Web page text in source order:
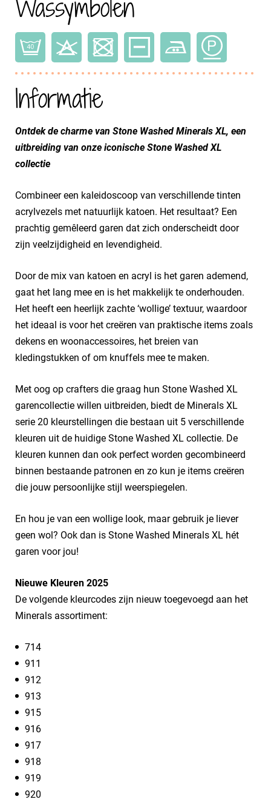
Wassymbolen
Informatie
Ontdek de charme van Stone Washed Minerals XL, een
uitbreiding van onze iconische Stone Washed XL
collectie
Combineer een kaleidoscoop van verschillende tinten
acrylvezels met natuurlijk katoen. Het resultaat? Een
prachtig gemêleerd garen dat zich onderscheidt door
zijn veelzijdigheid en levendigheid.
Door de mix van katoen en acryl is het garen ademend,
gaat het lang mee en is het makkelijk te onderhouden.
Het heeft een heerlijk zachte ‘wollige’ textuur, waardoor
het ideaal is voor het creëren van praktische items zoals
dekens en woonaccessoires, het breien van
kledingstukken of om knuffels mee te maken.
Met oog op crafters die graag hun Stone Washed XL
garencollectie willen uitbreiden, biedt de Minerals XL
serie 20 kleurstellingen die bestaan uit 5 verschillende
kleuren uit de huidige Stone Washed XL collectie. De
kleuren kunnen dan ook perfect worden gecombineerd
binnen bestaande patronen en zo kun je items creëren
die jouw persoonlijke stijl weerspiegelen.
En hou je van een wollige look, maar gebruik je liever
geen wol? Ook dan is Stone Washed Minerals XL hét
garen voor jou!
Nieuwe Kleuren 2025
De volgende kleurcodes zijn nieuw toegevoegd aan het
Minerals assortiment:
​714
911
912
913
915
916
917
918
919
920